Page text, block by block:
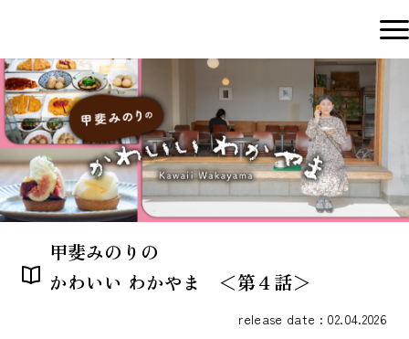
甲斐みのりの
かわいい わかやま ＜第４話＞
release date : 02.04.2026